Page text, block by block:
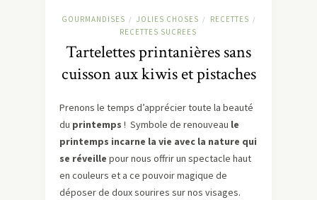
GOURMANDISES / JOLIES CHOSES / RECETTES /
RECETTES SUCREES
Tartelettes printanières sans
cuisson aux kiwis et pistaches
Prenons le temps d’apprécier toute la beauté
du printemps ! Symbole de renouveau le
printemps incarne la vie avec la nature qui
se réveille pour nous offrir un spectacle haut
en couleurs et a ce pouvoir magique de
déposer de doux sourires sur nos visages.